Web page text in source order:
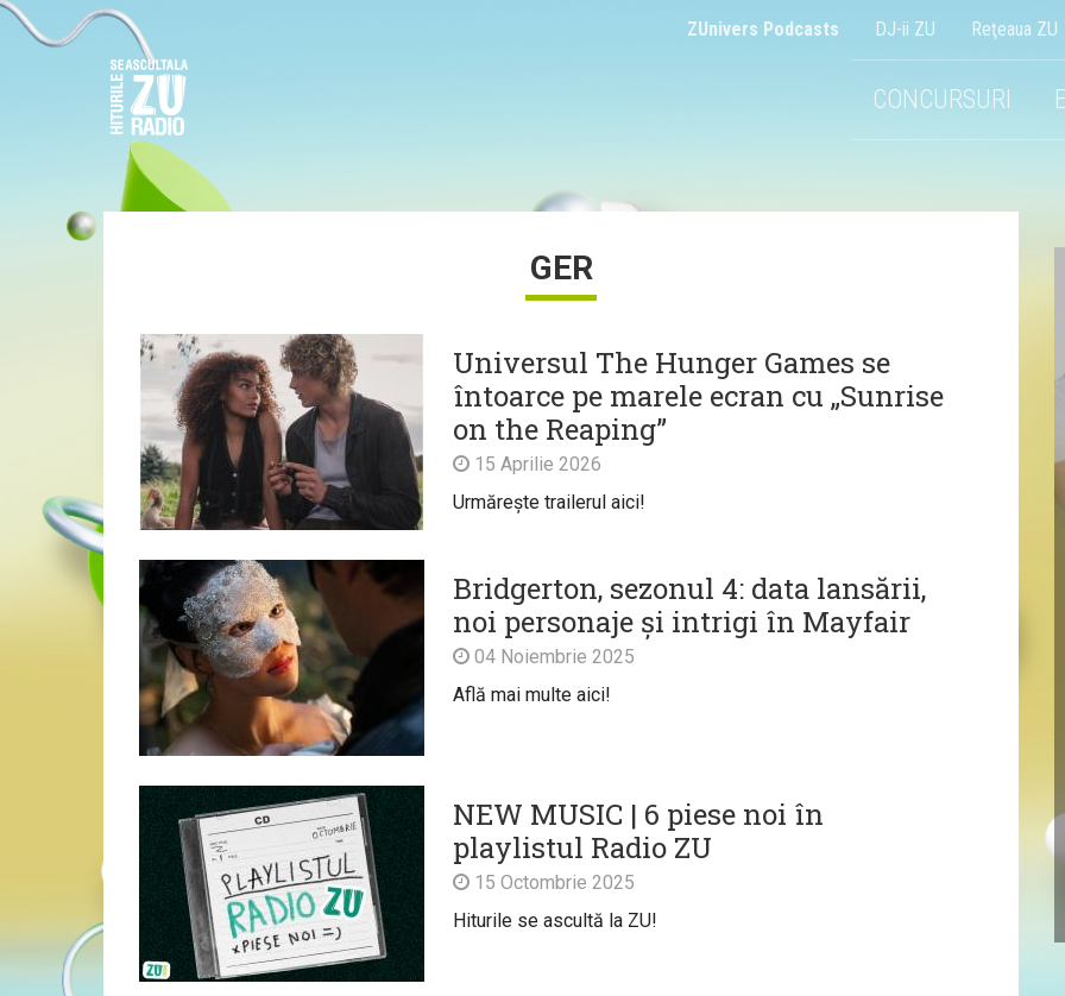
ZUnivers Podcasts DJ-ii ZU Reţeaua ZU
CONCURSURI
GER
Universul The Hunger Games se
întoarce pe marele ecran cu „Sunrise
on the Reaping”
15 Aprilie 2026
Urmărește trailerul aici!
Bridgerton, sezonul 4: data lansării,
noi personaje și intrigi în Mayfair
04 Noiembrie 2025
Află mai multe aici!
NEW MUSIC | 6 piese noi în
playlistul Radio ZU
15 Octombrie 2025
Hiturile se ascultă la ZU!